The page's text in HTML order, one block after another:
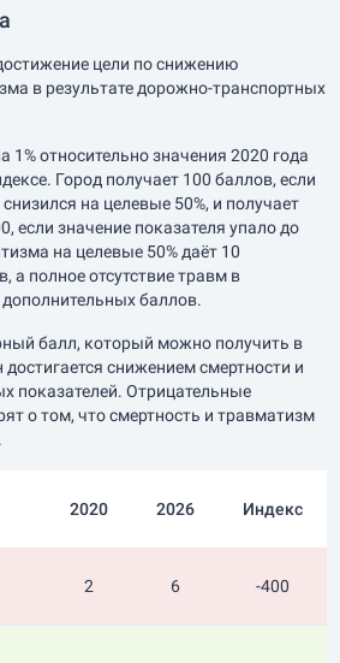
цели по снижению
в результате дорожно-транспортных
1% относительно значения 2020 года
Город получает 100 баллов, если
на целевые 50%, и получает
если значение показателя упало до
на целевые 50% даёт 10
а полное отсутствие травм в
баллов.
балл, который можно получить в
снижением смертности и
показателей. Отрицательные
о том, что смертность и травматизм
2020 2026 Индекс
2 6 -400